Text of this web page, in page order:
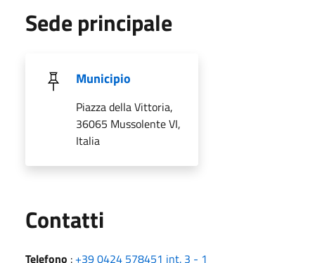
Sede principale
Municipio
Piazza della Vittoria,
36065 Mussolente VI,
Italia
Contatti
Telefono : +39 0424 578451 int. 3 - 1